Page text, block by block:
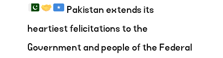
Pakistan extends its
heartiest felicitations to the
Government and people of the Federal